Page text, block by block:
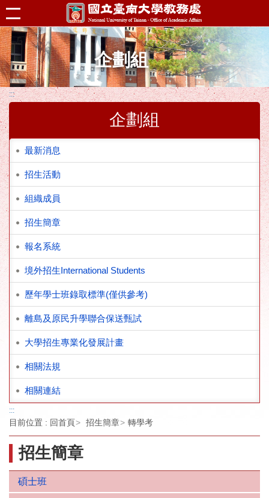
跳到主要內容區塊
企劃組
:::
企劃組
最新消息
招生活動
組織成員
招生簡章
報名系統
境外招生International Students
歷年學士班錄取標準(僅供參考)
離島及原民升學聯合保送甄試
大學招生專業化發展計畫
相關法規
相關連結
:::
目前位置 : 回首頁 招生簡章 轉學考
招生簡章
碩士班